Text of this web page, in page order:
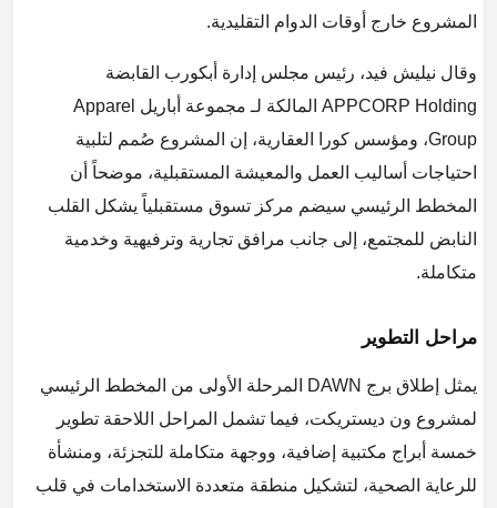
المشروع خارج أوقات الدوام التقليدية.
وقال نيليش فيد، رئيس مجلس إدارة أبكورب القابضة
APPCORP Holding المالكة لـ مجموعة أباريل Apparel
Group، ومؤسس كورا العقارية، إن المشروع صُمم لتلبية
احتياجات أساليب العمل والمعيشة المستقبلية، موضحاً أن
المخطط الرئيسي سيضم مركز تسوق مستقبلياً يشكل القلب
النابض للمجتمع، إلى جانب مرافق تجارية وترفيهية وخدمية
متكاملة.
مراحل التطوير
يمثل إطلاق برج DAWN المرحلة الأولى من المخطط الرئيسي
لمشروع ون ديستريكت، فيما تشمل المراحل اللاحقة تطوير
خمسة أبراج مكتبية إضافية، ووجهة متكاملة للتجزئة، ومنشأة
للرعاية الصحية، لتشكيل منطقة متعددة الاستخدامات في قلب